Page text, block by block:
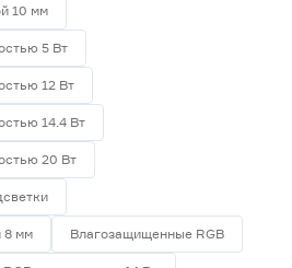
10 мм
5 Вт
12 Вт
14.4 Вт
20 Вт
8 мм Влагозащищенные RGB